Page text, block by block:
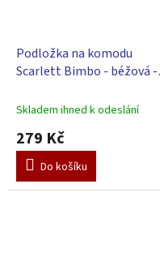
Podložka na komodu
Scarlett Bimbo - béžová -
Skladem ihned k odeslání
279 Kč
Do košíku